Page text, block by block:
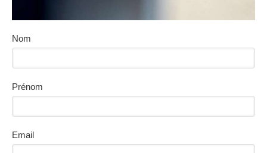
Nom
Prénom
Email